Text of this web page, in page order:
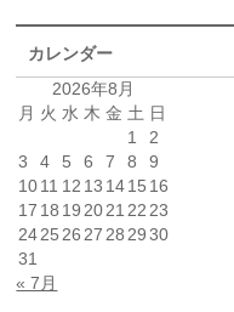
カレンダー
2026年8月
月 火 水 木 金 土 日
1
2
3
4 5 6 7 8
9
1011 12 13 1415 16
17 18 19 2021 22 23
2425 26 27 28 29 30
31
« 7月